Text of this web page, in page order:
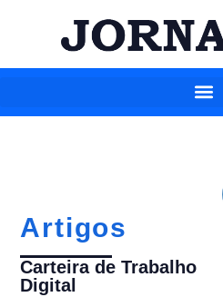
Artigos
Carteira de Trabalho
Digital